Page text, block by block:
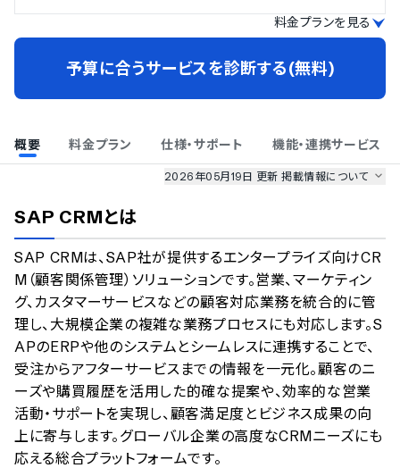
料金プランを見る
予算に合うサービスを診断する(無料)
概要 料金プラン 仕様・サポート 機能・連携サービス
2026年05月19日 更新掲載情報について
のサービスデータを参照しています。
情報更新者：業界DX最強ナビ編集部 情報取得元 掲載修正依頼
SAP CRMとは
SAP CRMは、SAP社が提供するエンタープライズ向けCR
M（顧客関係管理）ソリューションです。営業、マーケティン
グ、カスタマーサービスなどの顧客対応業務を統合的に管
理し、大規模企業の複雑な業務プロセスにも対応します。S
APのERPや他のシステムとシームレスに連携することで、
受注からアフターサービスまでの情報を一元化。顧客のニ
ーズや購買履歴を活用した的確な提案や、効率的な営業
活動・サポートを実現し、顧客満足度とビジネス成果の向
上に寄与します。グローバル企業の高度なCRMニーズにも
応える総合プラットフォームです。